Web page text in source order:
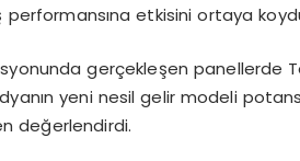
performansına etkisini ortaya
gerçekleşen panellerde
yeni nesil gelir modeli
değerlendirdi.